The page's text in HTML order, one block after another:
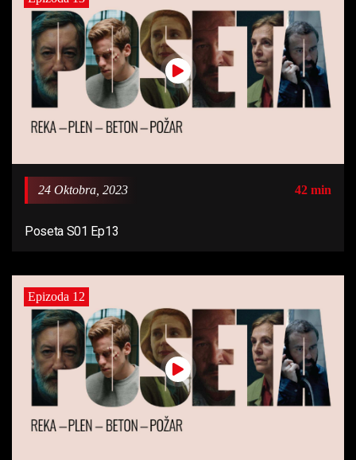
24 Oktobra, 2023 42 min
Poseta S01 Ep13
Epizoda 12